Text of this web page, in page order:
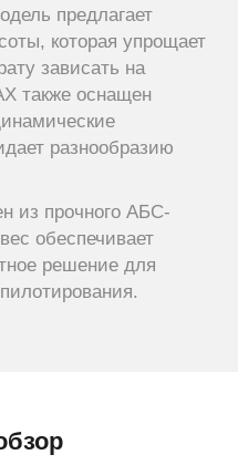
предлагает
которая упрощает
зависать на
также оснащен
разнообразию
из прочного АБС-
обеспечивает
решение для